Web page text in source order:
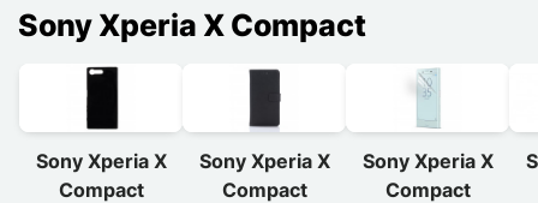
Sony Xperia X Compact
Sony Xperia X
Compact
Sony Xperia X
Compact
Sony Xperia X
Compact